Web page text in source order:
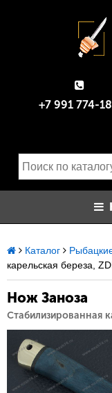
+7 991 774-
Каталог
карельская береза,
Нож Заноза
Стабилизированная